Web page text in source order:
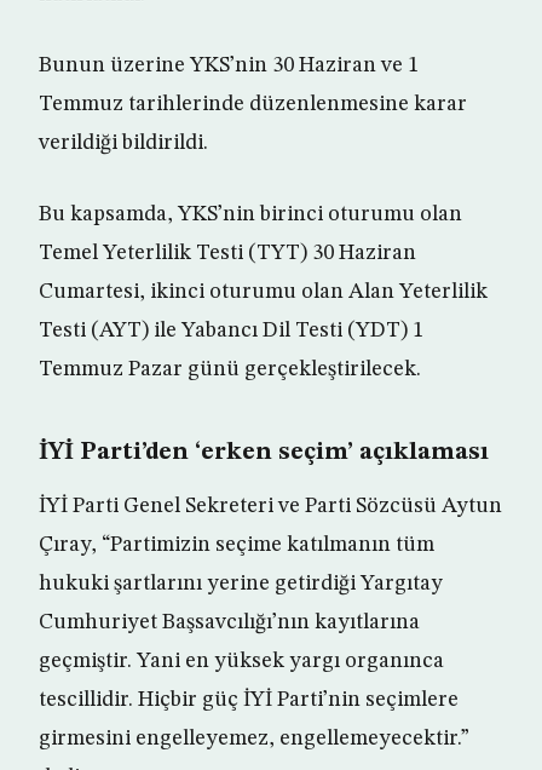
Bunun üzerine YKS’nin 30 Haziran ve 1
Temmuz tarihlerinde düzenlenmesine karar
verildiği bildirildi.
Bu kapsamda, YKS’nin birinci oturumu olan
Temel Yeterlilik Testi (TYT) 30 Haziran
Cumartesi, ikinci oturumu olan Alan Yeterlilik
Testi (AYT) ile Yabancı Dil Testi (YDT) 1
Temmuz Pazar günü gerçekleştirilecek.
İYİ Parti’den ‘erken seçim’ açıklaması
İYİ Parti Genel Sekreteri ve Parti Sözcüsü Aytun
Çıray, “Partimizin seçime katılmanın tüm
hukuki şartlarını yerine getirdiği Yargıtay
Cumhuriyet Başsavcılığı’nın kayıtlarına
geçmiştir. Yani en yüksek yargı organınca
tescillidir. Hiçbir güç İYİ Parti’nin seçimlere
girmesini engelleyemez, engellemeyecektir.”